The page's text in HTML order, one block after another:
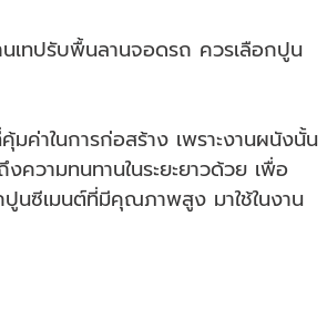
เทปรับพื้นลานจอดรถ ควรเลือกปูน
ค่าในการก่อสร้าง เพราะงานผนังนั้น
วามทนทานในระยะยาวด้วย เพื่อ
ปูนซีเมนต์ที่มีคุณภาพสูง มาใช้ในงาน